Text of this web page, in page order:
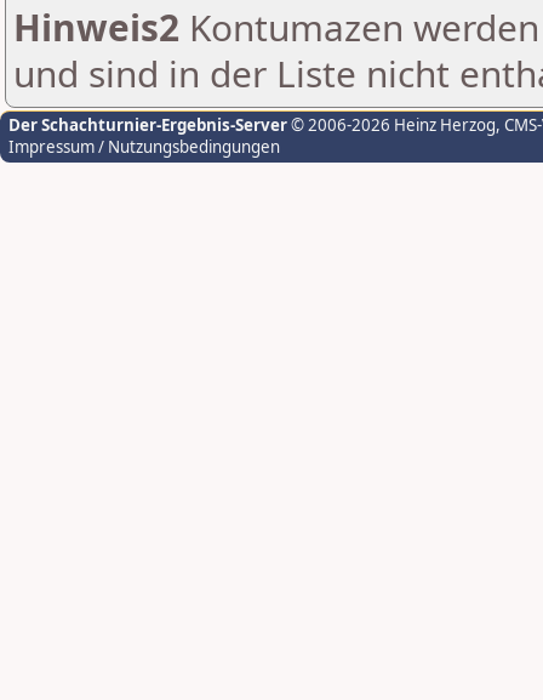
Hinweis2 Kontumazen
und sind in der Liste nicht
Der Schachturnier-Ergebnis-Server© 2006-2026 Heinz Herzog,
Impressum / Nutzungsbedingungen